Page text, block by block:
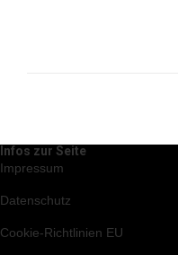
Infos zur Seite
Impressum
Datenschutz
Cookie-Richtlinien EU